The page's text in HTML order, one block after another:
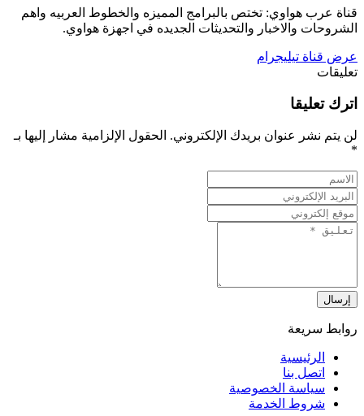
قناة عرب هواوي: تختص بالبرامج المميزه والخطوط العربيه واهم
الشروحات والاخبار والتحديثات الجديده في اجهزة هواوي.
عرض قناة تيليجرام
تعليقات
اترك تعليقا
لن يتم نشر عنوان بريدك الإلكتروني. الحقول الإلزامية مشار إليها بـ
*
إرسال
روابط سريعة
الرئيسية
اتصل بنا
سياسة الخصوصية
شروط الخدمة